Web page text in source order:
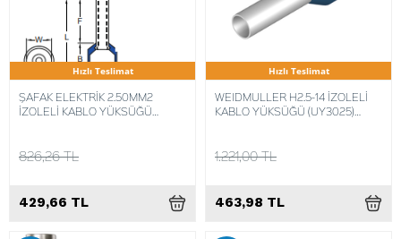
Hızlı Teslimat
ŞAFAK ELEKTRİK 2.50MM2
İZOLELİ KABLO YÜKSÜĞÜ
826,26 TL
429,66 TL
Hızlı Teslimat
WEIDMULLER H2.5-14 İZOLELİ
KABLO YÜKSÜĞÜ (UY3025)
1.221,00 TL
463,98 TL